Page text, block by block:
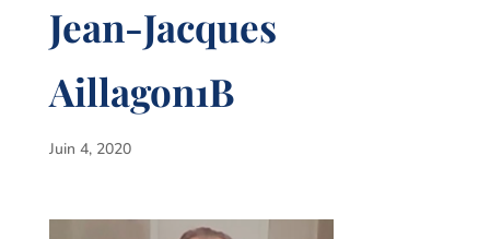
Jean-Jacques
Aillagon1B
Juin 4, 2020